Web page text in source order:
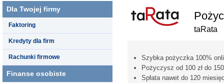
Dla Twojej firmy
Faktoring
Kredyty dla firm
Rachunki firmowe
Finanse osobiste
taRata
Szybka pożyczka 100%
Pożyczysz od 100 zł do
Spłata nawet do 120